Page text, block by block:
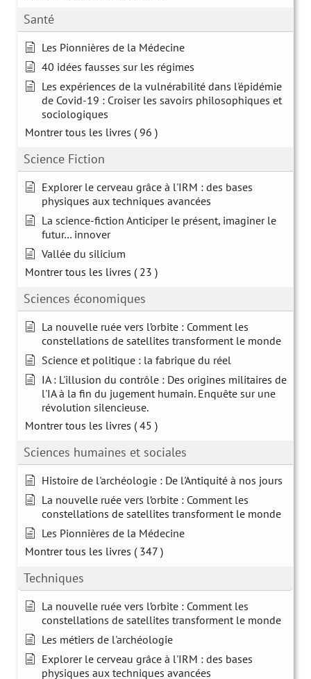
Santé
Les Pionnières de la Médecine
40 idées fausses sur les régimes
Les expériences de la vulnérabilité dans l'épidémie
de Covid-19 : Croiser les savoirs philosophiques et
sociologiques
Montrer tous les livres ( 96 )
Science Fiction
Explorer le cerveau grâce à l'IRM : des bases
physiques aux techniques avancées
La science-fiction Anticiper le présent, imaginer le
futur… innover
Vallée du silicium
Montrer tous les livres ( 23 )
Sciences économiques
La nouvelle ruée vers l’orbite : Comment les
constellations de satellites transforment le monde
Science et politique : la fabrique du réel
IA : L'illusion du contrôle : Des origines militaires de
l'IA à la fin du jugement humain. Enquête sur une
révolution silencieuse.
Montrer tous les livres ( 45 )
Sciences humaines et sociales
Histoire de l'archéologie : De l'Antiquité à nos jours
La nouvelle ruée vers l’orbite : Comment les
constellations de satellites transforment le monde
Les Pionnières de la Médecine
Montrer tous les livres ( 347 )
Techniques
La nouvelle ruée vers l’orbite : Comment les
constellations de satellites transforment le monde
Les métiers de l'archéologie
Explorer le cerveau grâce à l'IRM : des bases
physiques aux techniques avancées